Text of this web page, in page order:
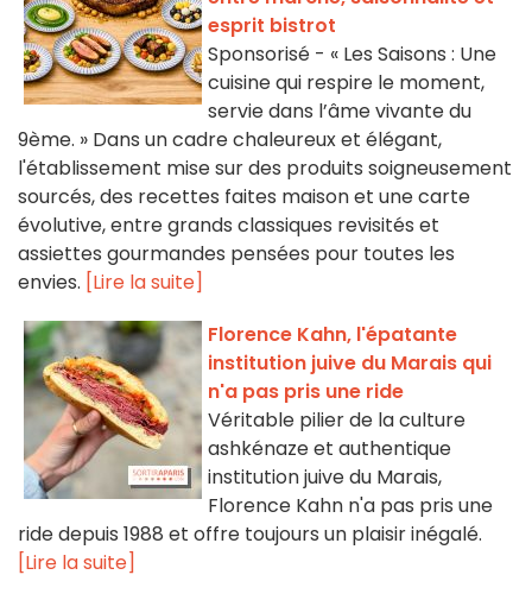
esprit bistrot
Sponsorisé - « Les Saisons : Une
cuisine qui respire le moment,
servie dans l’âme vivante du
9ème. » Dans un cadre chaleureux et élégant,
l'établissement mise sur des produits soigneusement
sourcés, des recettes faites maison et une carte
évolutive, entre grands classiques revisités et
assiettes gourmandes pensées pour toutes les
envies. [Lire la suite]
Florence Kahn, l'épatante
institution juive du Marais qui
n'a pas pris une ride
Véritable pilier de la culture
ashkénaze et authentique
institution juive du Marais,
Florence Kahn n'a pas pris une
ride depuis 1988 et offre toujours un plaisir inégalé.
[Lire la suite]